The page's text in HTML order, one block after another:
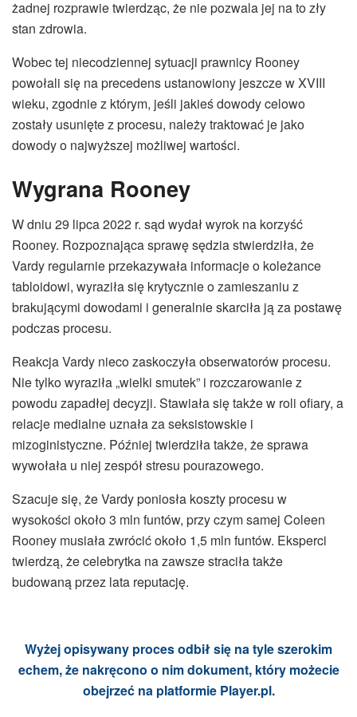
żadnej rozprawie twierdząc, że nie pozwala jej na to zły
stan zdrowia.
Wobec tej niecodziennej sytuacji prawnicy Rooney
powołali się na precedens ustanowiony jeszcze w XVIII
wieku, zgodnie z którym, jeśli jakieś dowody celowo
zostały usunięte z procesu, należy traktować je jako
dowody o najwyższej możliwej wartości.
Wygrana Rooney
W dniu 29 lipca 2022 r. sąd wydał wyrok na korzyść
Rooney. Rozpoznająca sprawę sędzia stwierdziła, że
Vardy regularnie przekazywała informacje o koleżance
tabloidowi, wyraziła się krytycznie o zamieszaniu z
brakującymi dowodami i generalnie skarciła ją za postawę
podczas procesu.
Reakcja Vardy nieco zaskoczyła obserwatorów procesu.
Nie tylko wyraziła „wielki smutek” i rozczarowanie z
powodu zapadłej decyzji. Stawiała się także w roli ofiary, a
relacje medialne uznała za seksistowskie i
mizoginistyczne. Później twierdziła także, że sprawa
wywołała u niej zespół stresu pourazowego.
Szacuje się, że Vardy poniosła koszty procesu w
wysokości około 3 mln funtów, przy czym samej Coleen
Rooney musiała zwrócić około 1,5 mln funtów. Eksperci
twierdzą, że celebrytka na zawsze straciła także
budowaną przez lata reputację.
Wyżej opisywany proces odbił się na tyle szerokim
echem, że nakręcono o nim dokument, który możecie
obejrzeć na platformie Player.pl.